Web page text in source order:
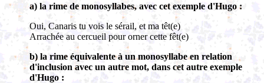
a) la rime de monosyllabes, avec cet exemple d'Hugo :
Oui, Canaris tu vois le sérail, et ma têt(e)
Arrachée au cercueil pour orner cette fêt(e)
b) la rime équivalente à un monosyllabe en relation
d'inclusion avec un autre mot, dans cet autre exemple
d'Hugo :